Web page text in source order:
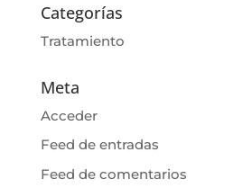
Categorías
Tratamiento
Meta
Acceder
Feed de entradas
Feed de comentarios